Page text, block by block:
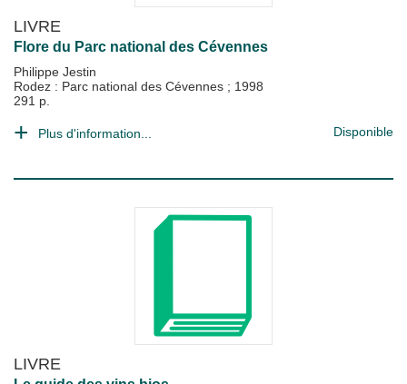
LIVRE
Flore du Parc national des Cévennes
Philippe Jestin
Rodez : Parc national des Cévennes ; 1998
291 p.
Plus d'information... Disponible
LIVRE